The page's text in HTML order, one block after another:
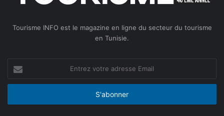
Tourisme INFO est le magazine en ligne du secteur du tourisme
en Tunisie.
votre
adresse